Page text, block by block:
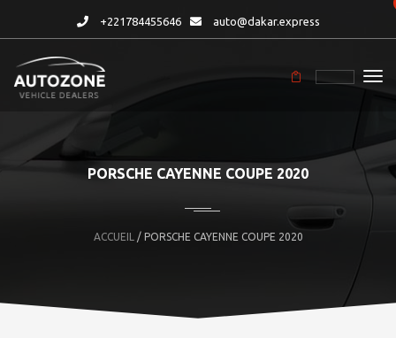
+221784455646 auto@dakar.express
PORSCHE CAYENNE COUPE 2020
ACCUEIL / PORSCHE CAYENNE COUPE 2020